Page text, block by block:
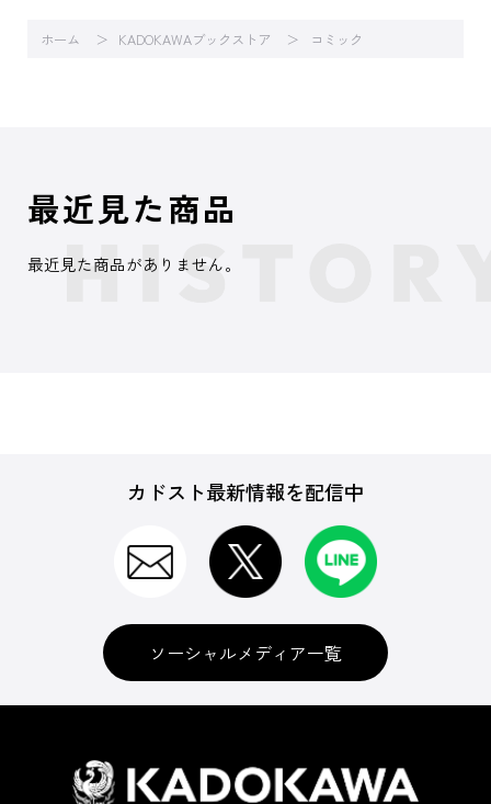
ホーム KADOKAWAブックストア コミック
最近見た商品
最近見た商品がありません。
カドスト最新情報を配信中
ソーシャルメディア一覧